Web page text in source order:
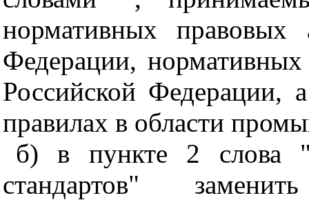
нормативных правовых
Федерации, нормативных
Российской Федерации,
правилах в области
б) в пункте 2 слова
стандартов"